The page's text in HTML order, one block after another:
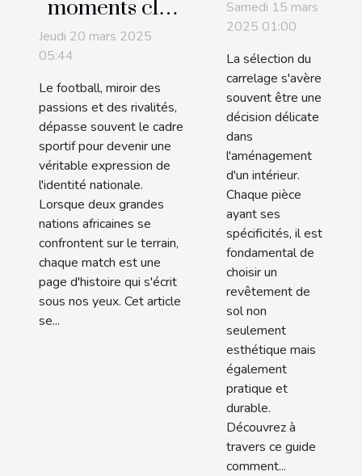
moments clés
des
confrontations
footballistiques
entre deux
grandes
nations
africaines
Jeudi 20 mars 2025
05:44
Le football, miroir des
passions et des rivalités,
dépasse souvent le cadre
sportif pour devenir une
véritable expression de
l'identité nationale.
Lorsque deux grandes
nations africaines se
confrontent sur le terrain,
chaque match est une
page d'histoire qui s'écrit
sous nos yeux. Cet article
se...
choisir le
carrelage
adapté à
chaque
espace de
votre
maison
Samedi 15 mars
2025 01:00
La sélection du
carrelage s'avère
souvent être une
décision délicate
dans
l'aménagement
d'un intérieur.
Chaque pièce
ayant ses
spécificités, il est
fondamental de
choisir un
revêtement de
sol non
seulement
esthétique mais
également
pratique et
durable.
Découvrez à
travers ce guide
comment...